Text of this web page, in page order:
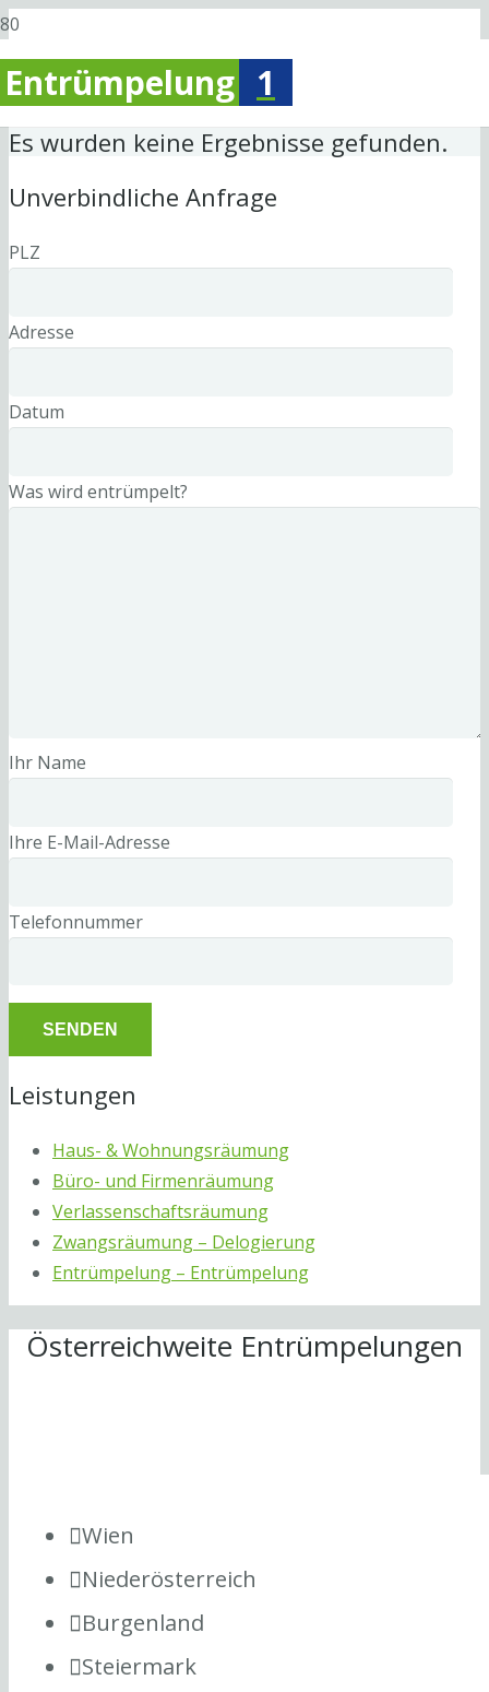
Entrümpelung 1
Es wurden keine Ergebnisse gefunden.
Unverbindliche Anfrage
PLZ
Adresse
Datum
Was wird entrümpelt?
Ihr Name
Ihre E-Mail-Adresse
Telefonnummer
Leistungen
Haus- & Wohnungsräumung
Büro- und Firmenräumung
Verlassenschaftsräumung
Zwangsräumung – Delogierung
Entrümpelung – Entrümpelung
Österreichweite Entrümpelungen
Wien
Niederösterreich
Burgenland
Steiermark